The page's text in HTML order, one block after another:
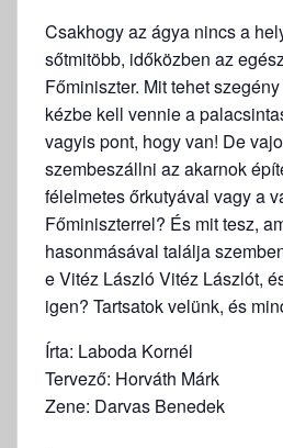
Csakhogy az ágya nincs a
sőtmitöbb, időközben az
Főminiszter. Mit tehet
kézbe kell vennie a
vagyis pont, hogy van! De
szembeszállni az akarnok
félelmetes őrkutyával vagy a
Főminiszterrel? És mit tesz,
hasonmásával találja
e Vitéz László Vitéz Lászlót,
igen? Tartsatok velünk, és
Írta: Laboda Kornél
Tervező: Horváth Márk
Zene: Darvas Benedek